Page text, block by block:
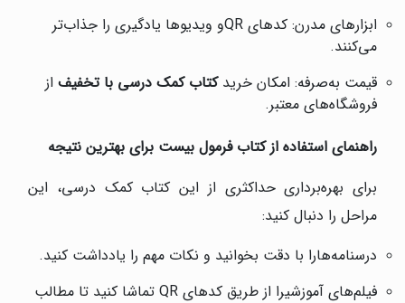
ابزارهای مدرن: کدهای QRو ویدیوها یادگیری را جذاب‌تر
می‌کنند.
قیمت به‌صرفه: امکان خرید کتاب کمک درسی با تخفیف از
فروشگاه‌های معتبر.
راهنمای استفاده از کتاب فرمول بیست برای بهترین نتیجه
برای بهره‌برداری حداکثری از این کتاب کمک درسی، این
مراحل را دنبال کنید:
درسنامه‌هارا با دقت بخوانید و نکات مهم را یادداشت کنید.
فیلم‌های آموزشیرا از طریق کدهای QR تماشا کنید تا مطالب